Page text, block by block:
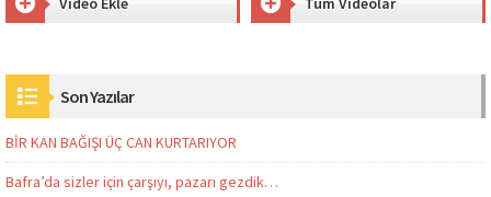
Son Yazılar
BİR KAN BAĞIŞI ÜÇ CAN KURTARIYOR
Bafra’da sizler için çarşıyı, pazarı gezdik…